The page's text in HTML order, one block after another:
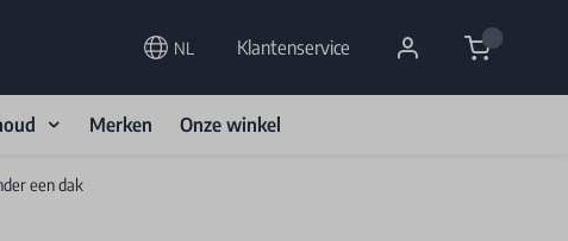
NL Klantenservice Cart
Merken Onze winkel
een dak